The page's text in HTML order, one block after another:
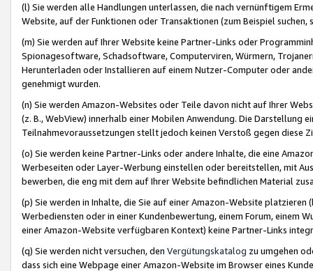
(l) Sie werden alle Handlungen unterlassen, die nach vernünftigem
Website, auf der Funktionen oder Transaktionen (zum Beispiel
(m) Sie werden auf Ihrer Website keine Partner-Links oder
Spionagesoftware, Schadsoftware, Computerviren, Würmern,
Herunterladen oder Installieren auf einem Nutzer-Computer oder
genehmigt wurden.
(n) Sie werden Amazon-Websites oder Teile davon nicht auf Ihrer
(z. B., WebView) innerhalb einer Mobilen Anwendung. Die Darstellung
Teilnahmevoraussetzungen stellt jedoch keinen Verstoß gegen diese
(o) Sie werden keine Partner-Links oder andere Inhalte, die eine
Werbeseiten oder Layer-Werbung einstellen oder bereitstellen, mit
bewerben, die eng mit dem auf Ihrer Website befindlichen Material
(p) Sie werden in Inhalte, die Sie auf einer Amazon-Website
Werbediensten oder in einer Kundenbewertung, einem Forum, einem
einer Amazon-Website verfügbaren Kontext) keine Partner-Links
(q) Sie werden nicht versuchen, den Vergütungskatalog zu umgehen
dass sich eine Webpage einer Amazon-Website im Browser eines